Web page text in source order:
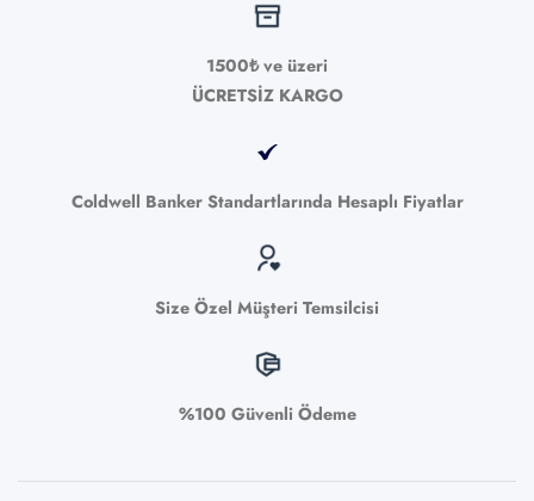
1500₺ ve üzeri
ÜCRETSİZ KARGO
Coldwell Banker Standartlarında Hesaplı Fiyatlar
Size Özel Müşteri Temsilcisi
%100 Güvenli Ödeme